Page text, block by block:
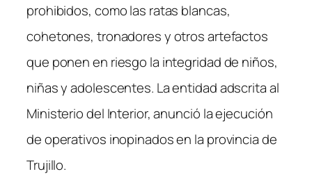
prohibidos, como las ratas blancas,
cohetones, tronadores y otros artefactos
que ponen en riesgo la integridad de niños,
niñas y adolescentes. La entidad adscrita al
Ministerio del Interior, anunció la ejecución
de operativos inopinados en la provincia de
Trujillo.